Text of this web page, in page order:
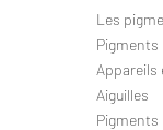
Les
Pigments
Appareils
Aiguilles
Pigments